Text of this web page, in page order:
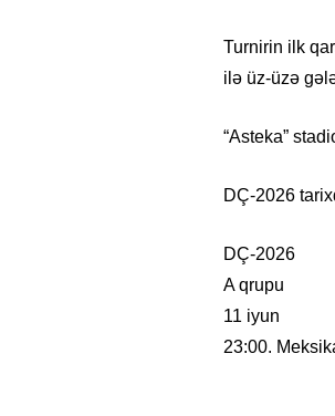
Turnirin ilk
ilə üz-üzə
“Asteka”
DÇ-2026
DÇ-2026
A qrupu
11 iyun
23:00.